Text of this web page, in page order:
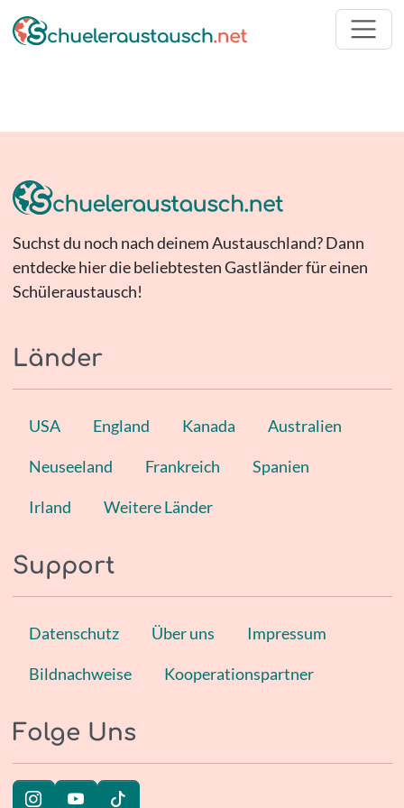
Suchst du noch nach deinem Austauschland? Dann
entdecke hier die beliebtesten Gastländer für einen
Schüleraustausch!
Länder
USA England Kanada Australien
Neuseeland Frankreich Spanien
Irland Weitere Länder
Support
Datenschutz Über uns Impressum
Bildnachweise Kooperationspartner
Folge Uns